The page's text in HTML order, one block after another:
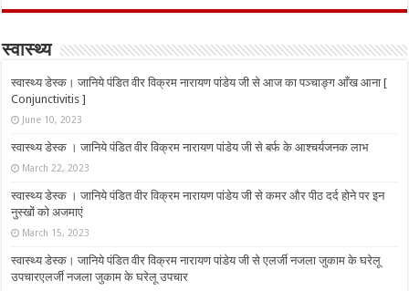
स्वास्थ्य
स्वास्थ्य डेस्क। जानिये पंडित वीर विक्रम नारायण पांडेय जी से आज का पञ्चाङ्ग आँख आना [
Conjunctivitis ]
June 10, 2023
स्वास्थ्य डेस्क । जानिये पंडित वीर विक्रम नारायण पांडेय जी से बर्फ के आश्चर्यजनक लाभ
March 22, 2023
स्वास्थ्य डेस्क । जानिये पंडित वीर विक्रम नारायण पांडेय जी से कमर और पीठ दर्द होने पर इन
नुस्‍खों को अजमाएं
March 15, 2023
स्वास्थ्य डेस्क। जानिये पंडित वीर विक्रम नारायण पांडेय जी से एलर्जी नजला जुकाम के घरेलू
उपचारएलर्जी नजला जुकाम के घरेलू उपचार